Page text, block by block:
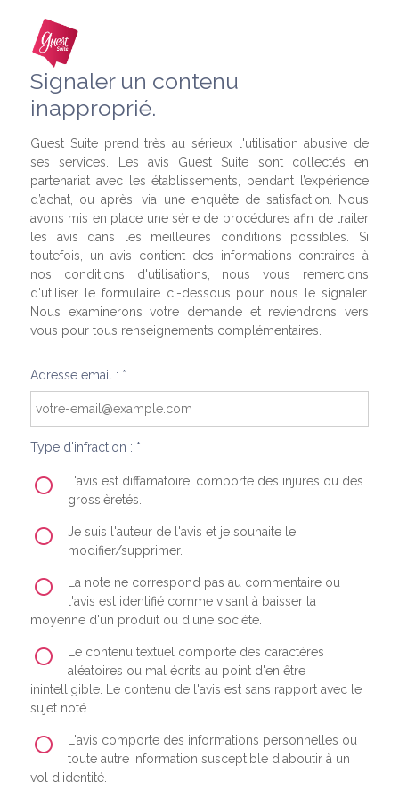
Signaler un contenu
inapproprié.
Guest Suite prend très au sérieux l'utilisation abusive de
ses services. Les avis Guest Suite sont collectés en
partenariat avec les établissements, pendant l’expérience
d’achat, ou après, via une enquête de satisfaction. Nous
avons mis en place une série de procédures afin de traiter
les avis dans les meilleures conditions possibles. Si
toutefois, un avis contient des informations contraires à
nos conditions d'utilisations, nous vous remercions
d'utiliser le formulaire ci-dessous pour nous le signaler.
Nous examinerons votre demande et reviendrons vers
vous pour tous renseignements complémentaires.
Adresse email : *
Type d'infraction : *
L'avis est diffamatoire, comporte des injures ou des
grossièretés.
Je suis l'auteur de l'avis et je souhaite le
modifier/supprimer.
La note ne correspond pas au commentaire ou
l'avis est identifié comme visant à baisser la
moyenne d'un produit ou d'une société.
Le contenu textuel comporte des caractères
aléatoires ou mal écrits au point d'en être
inintelligible. Le contenu de l'avis est sans rapport avec le
sujet noté.
L'avis comporte des informations personnelles ou
toute autre information susceptible d'aboutir à un
vol d'identité.